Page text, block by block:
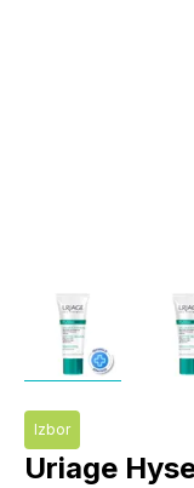
Izbor
Uriage